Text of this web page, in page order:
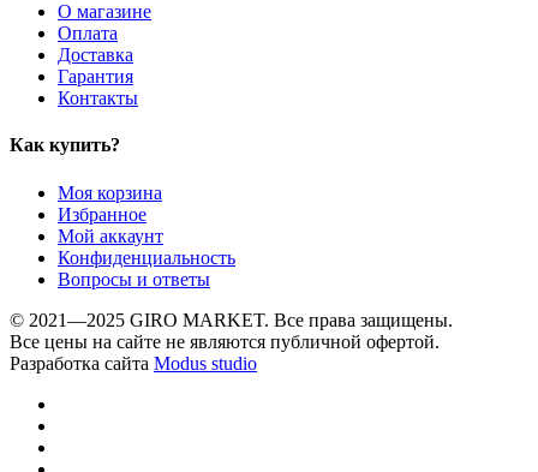
О магазине
Оплата
Доставка
Гарантия
Контакты
Как купить?
Моя корзина
Избранное
Мой аккаунт
Конфиденциальность
Вопросы и ответы
© 2021—2025 GIRO MARKET. Все права защищены.
Все цены на сайте не являются публичной офертой.
Разработка сайта Modus studio